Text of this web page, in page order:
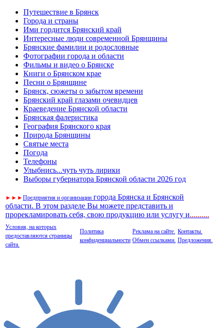
Путешествие в Брянск
Города и страны
Ими гордится Брянский край
Интересные люди современной Брянщины
Брянские фамилии и родословные
Фотографии города и области
Фильмы и видео о Брянске
Книги о Брянском крае
Песни о Брянщине
Брянск, сюжеты о забытом времени
Брянский край глазами очевидцев
Краеведение Брянской области
Брянская фалеристика
География Брянского края
Природа Брянщины
Святые места
Погода
Телефоны
Улыбнись...чуть чуть лирики
Выборы губернатора Брянской области 2026 год
► ► ►Предприятия и организации города Брянска и Брянской
области. В этом разделе Вы можете представить и
прорекламировать себя, свою продукцию или услугу и..........
Условия, на которых
предоставляются страницы
сайта.
Политика
конфиденциальности
Реклама на сайте.
Обмен ссылками.
Контакты.
Предложения.